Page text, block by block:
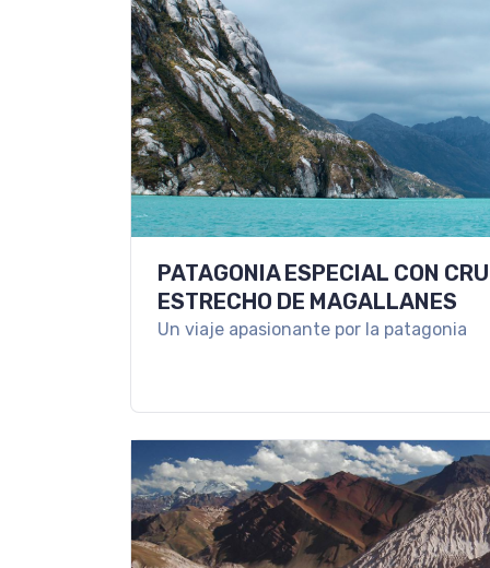
PATAGONIA ESPECIAL CON
ESTRECHO DE MAGALLANES
Un viaje apasionante por la patagonia